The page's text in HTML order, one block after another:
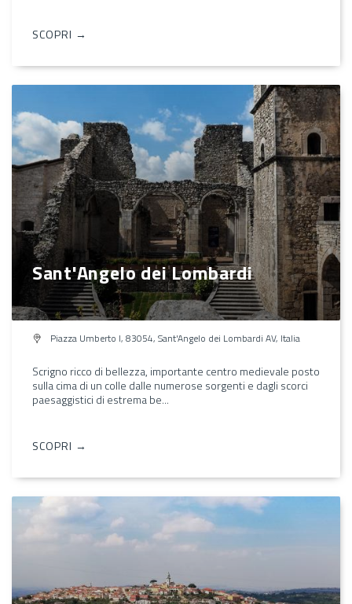
SCOPRI →
Sant'Angelo dei Lombardi
Piazza Umberto I, 83054, Sant'Angelo dei Lombardi AV, Italia
Scrigno ricco di bellezza, importante centro medievale posto
sulla cima di un colle dalle numerose sorgenti e dagli scorci
paesaggistici di estrema be...
SCOPRI →